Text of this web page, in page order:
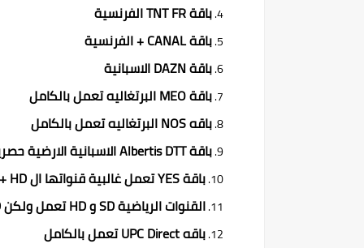
باقة TNT FR الفرنسية
باقة CANAL + الفرنسية
باقة DAZN الاسبانية
باقة MEO البرتغاليه تعمل بالكامل
باقه NOS البرتغاليه تعمل بالكامل
باقة Albertis DTT الاسبانية الارضية حصريا 🔥
باقة YES تعمل غالبية قنواتها ال SD + HD و 4K
القنوات الرياضية SD و HD تعمل ولكن HD ليست بثبات قنوات SD
باقه UPC Direct تعمل بالكامل